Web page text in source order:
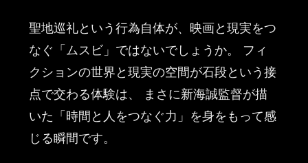
聖地巡礼という行為自体が、映画と現実をつ
なぐ「ムスビ」ではないでしょうか。 フィ
クションの世界と現実の空間が石段という接
点で交わる体験は、 まさに新海誠監督が描
いた「時間と人をつなぐ力」を身をもって感
じる瞬間です。